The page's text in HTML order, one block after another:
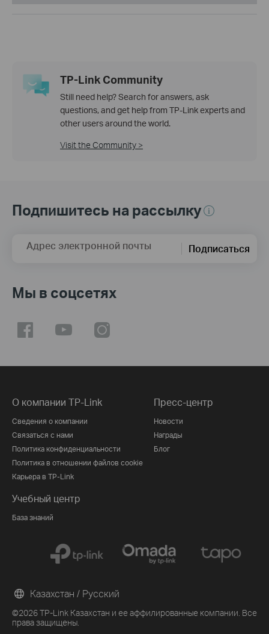
TP-Link Community
Still need help? Search for answers, ask
questions, and get help from TP-Link experts and
other users around the world.
Visit the Community >
Подпишитесь на рассылку
Адрес электронной почты Подписаться
Мы в соцсетях
О компании TP-Link
Сведения о компании
Связаться с нами
Политика конфиденциальности
Политика в отношении файлов cookie
Карьера в TP-Link
Пресс-центр
Новости
Награды
Блог
Учебный центр
База знаний
©2026 TP-Link Казахстан и ее аффилированные компании. Все
права защищены.
Казахстан / Русский